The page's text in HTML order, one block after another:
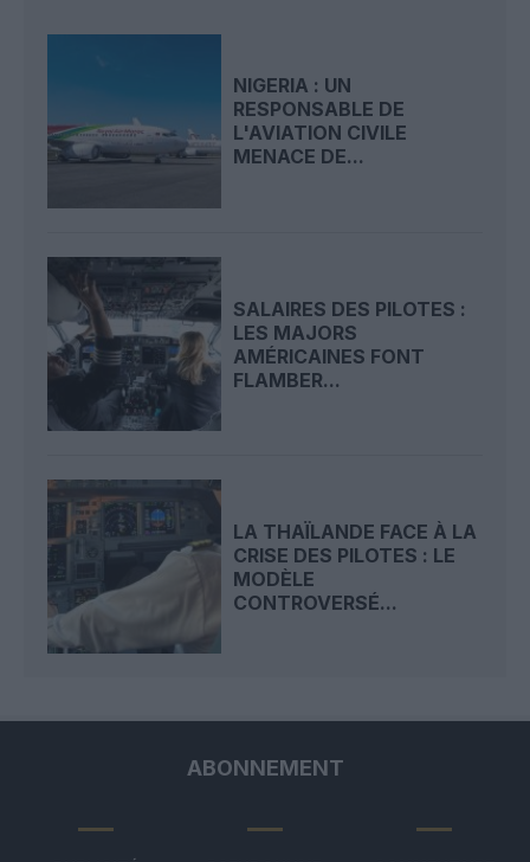
NIGERIA : UN
RESPONSABLE DE
L'AVIATION CIVILE
MENACE DE...
SALAIRES DES PILOTES :
LES MAJORS
AMÉRICAINES FONT
FLAMBER...
LA THAÏLANDE FACE À LA
CRISE DES PILOTES : LE
MODÈLE
CONTROVERSÉ...
ABONNEMENT